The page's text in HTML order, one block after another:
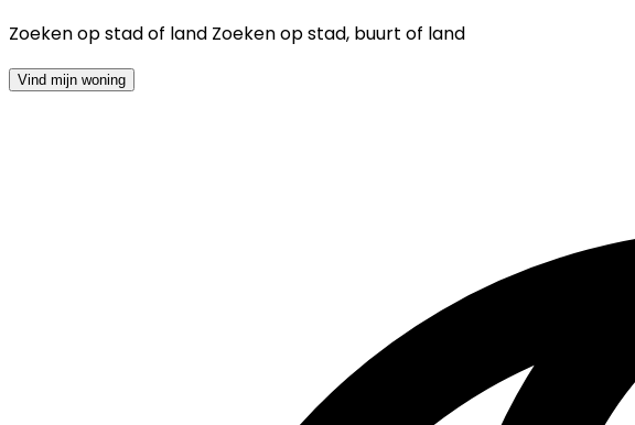
Zoeken op stad of land Zoeken op stad, buurt of land
Vind mijn woning